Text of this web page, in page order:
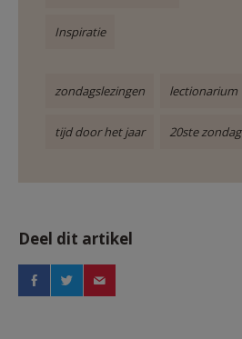
Inspiratie
zondagslezingen lectionarium
tijd door het jaar 20ste zondag
Deel dit artikel